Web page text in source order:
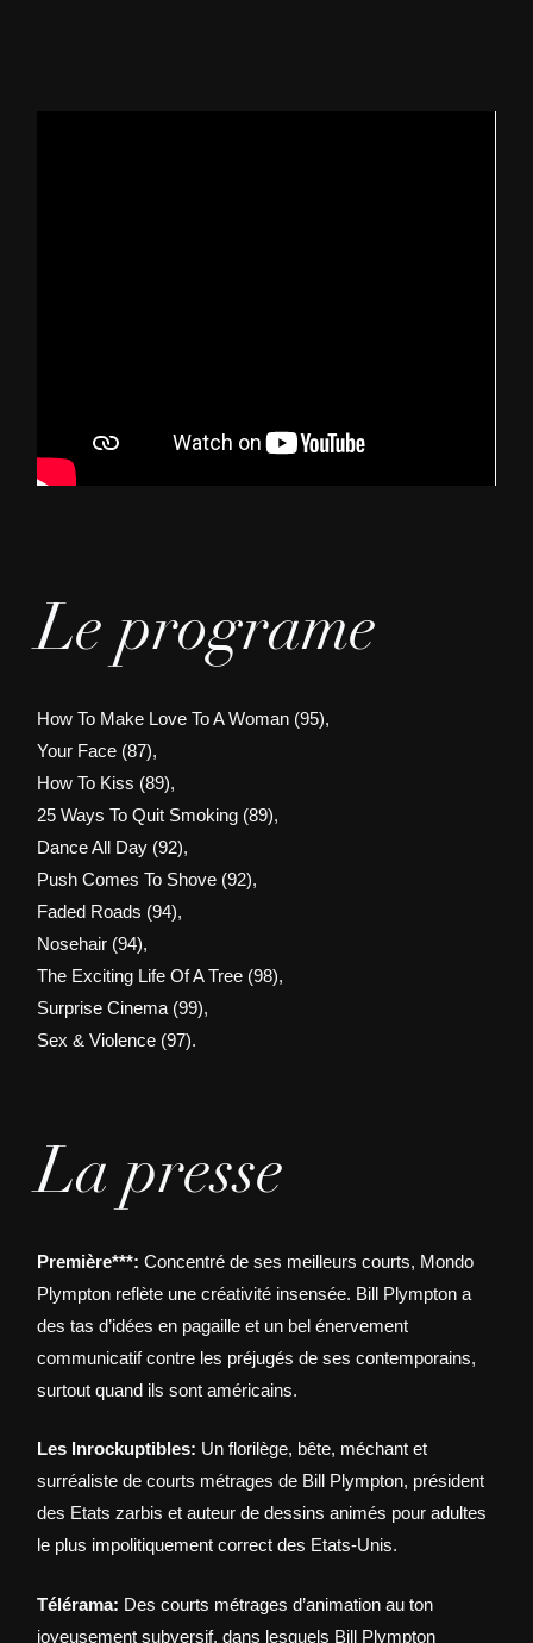
Le programe
How To Make Love To A Woman (95),
Your Face (87),
How To Kiss (89),
25 Ways To Quit Smoking (89),
Dance All Day (92),
Push Comes To Shove (92),
Faded Roads (94),
Nosehair (94),
The Exciting Life Of A Tree (98),
Surprise Cinema (99),
Sex & Violence (97).
La presse
Première***: Concentré de ses meilleurs courts, Mondo
Plympton reflète une créativité insensée. Bill Plympton a
des tas d’idées en pagaille et un bel énervement
communicatif contre les préjugés de ses contemporains,
surtout quand ils sont américains.
Les Inrockuptibles: Un florilège, bête, méchant et
surréaliste de courts métrages de Bill Plympton, président
des Etats zarbis et auteur de dessins animés pour adultes
le plus impolitiquement correct des Etats-Unis.
Télérama: Des courts métrages d’animation au ton
joyeusement subversif, dans lesquels Bill Plympton